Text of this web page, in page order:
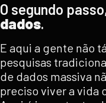
O segundo
dados.
E aqui a gente não
pesquisas
de dados massiva
preciso viver a vida